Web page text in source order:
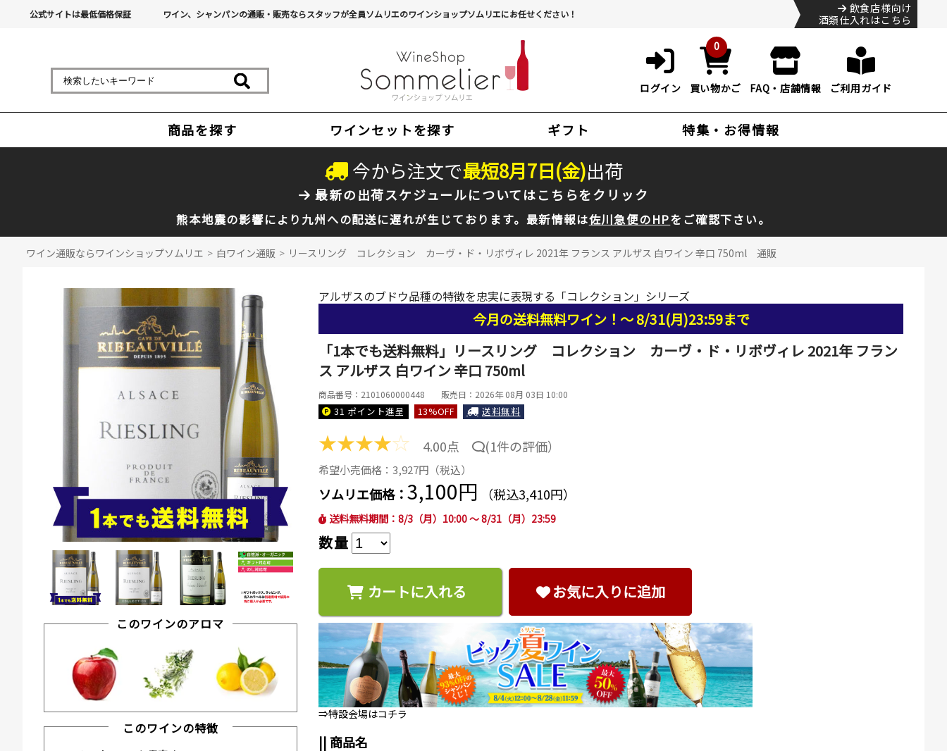
公式サイトは最低価格保証 ワイン、シャンパンの通販・販売ならスタッフが全員ソムリエのワインショップソムリエにお任せください！
飲食店様向け
酒類仕入れはこちら
ログイン
0
買い物かご FAQ・店舗情報 ご利用ガイド
商品を探す ワインセットを探す ギフト 特集・お得情報
今から注文で最短8月7日(金)出荷
最新の出荷スケジュールについてはこちらをクリック
熊本地震の影響により九州への配送に遅れが生じております。最新情報は佐川急便のHPをご確認下さい。
ワイン通販ならワインショップソムリエ > 白ワイン通販 > リースリング コレクション カーヴ・ド・リボヴィレ 2021年 フランス アルザス 白ワイン 辛口 750ml 通販
このワインのアロマ
このワインの特徴
アルザスのブドウ品種の特徴を忠実に表現する「コレクション」シリーズ
今月の送料無料ワイン！～ 8/31(月)23:59まで
「1本でも送料無料」リースリング コレクション カーヴ・ド・リボヴィレ 2021年 フラン
ス アルザス 白ワイン 辛口 750ml
商品番号：2101060000448 販売日：2026年 08月 03日 10:00
31 ポイント進呈 13%OFF 送料無料
★★★★☆ 4.00点 (1件の評価）
希望小売価格：3,927円（税込）
ソムリエ価格：3,100円 （税込3,410円）
送料無料期間：8/3（月）10:00 ～ 8/31（月）23:59
数量
カートに入れる お気に入りに追加
⇒特設会場はコチラ
|| 商品名